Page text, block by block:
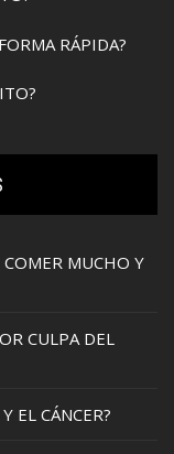
RÁPIDA?
MUCHO Y
CULPA DEL
EL CÁNCER?